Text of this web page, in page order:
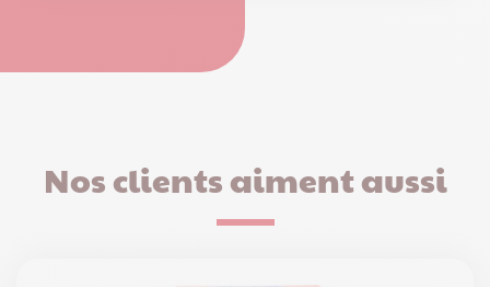
Nos clients aiment aussi